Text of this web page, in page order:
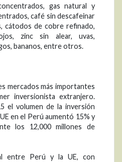
gas natural y
café sin descafeinar
cátodos de cobre refinado,
zinc sin alear, uvas,
bananos, entre otros.
mercados más importantes
inversionista extranjero.
el volumen de la inversión
en el Perú aumentó 15% y
los 12,000 millones de
entre Perú y la UE, con